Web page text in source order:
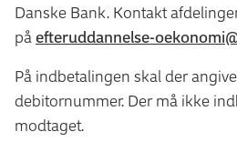
Danske Bank. Kontakt
på efteruddannelse-
På indbetalingen skal der
debitornummer. Der må ikke
modtaget.